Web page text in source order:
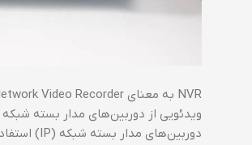
دوربین‌های مدار بسته شبکه (IP) استفاده می‌شود.